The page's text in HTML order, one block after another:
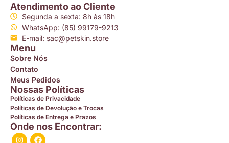
Atendimento ao Cliente
Segunda a sexta: 8h às 18h
WhatsApp: (85) 99179-9213
E-mail: sac@petskin.store
Menu
Sobre Nós
Contato
Meus Pedidos
Nossas Políticas
Políticas de Privacidade
Políticas de Devolução e Trocas
Políticas de Entrega e Prazos
Onde nos Encontrar: